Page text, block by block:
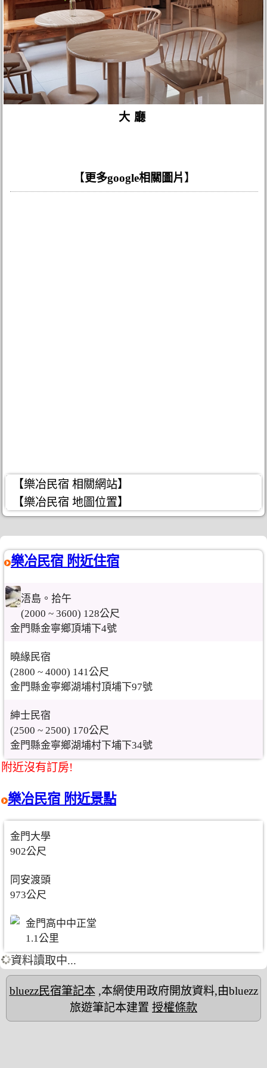
大廳
【 更多google相關圖片 】
【樂冶民宿 相關網站】
【樂冶民宿 地圖位置】
樂冶民宿 附近住宿
浯島。拾午
(2000 ~ 3600) 128公尺
金門縣金寧鄉頂埔下4號
曉緣民宿
(2800 ~ 4000) 141公尺
金門縣金寧鄉湖埔村頂埔下97號
紳士民宿
(2500 ~ 2500) 170公尺
金門縣金寧鄉湖埔村下埔下34號
附近沒有訂房!
樂冶民宿 附近景點
金門大學
902公尺
同安渡頭
973公尺
金門高中中正堂
1.1公里
資料讀取中...
bluezz民宿筆記本,本網使用政府開放資料,由bluezz
旅遊筆記本建置 授權條款